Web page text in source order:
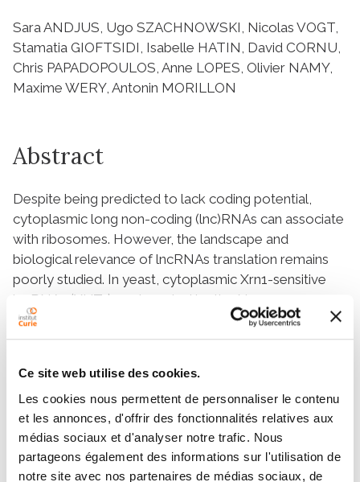
Ce site web utilise des cookies.
Les cookies nous permettent de personnaliser le contenu
et les annonces, d'offrir des fonctionnalités relatives aux
médias sociaux et d'analyser notre trafic. Nous
partageons également des informations sur l'utilisation de
notre site avec nos partenaires de médias sociaux, de
Sara ANDJUS, Ugo SZACHNOWSKI, Nicolas VOGT,
Stamatia GIOFTSIDI, Isabelle HATIN, David CORNU,
Chris PAPADOPOULOS, Anne LOPES, Olivier NAMY,
Maxime WERY, Antonin MORILLON
Abstract
Despite being predicted to lack coding potential,
cytoplasmic long non-coding (lnc)RNAs can associate
with ribosomes. However, the landscape and
biological relevance of lncRNAs translation remains
poorly studied. In yeast, cytoplasmic Xrn1-sensitive
lncRNAs (XUTs) are targeted by the Nonsense-
Mediated mRNA Decay (NMD), suggesting a
translation-dependent degradation process. Here, we
impacts their decay. We show that XUTs globally
accumulate upon translation elongation inhibition, but
not when initial ribosome loading is impaired. Ribo-
Seq confirmed ribosomes binding to XUTs and
identified actively translated 5’-proximal small ORFs.